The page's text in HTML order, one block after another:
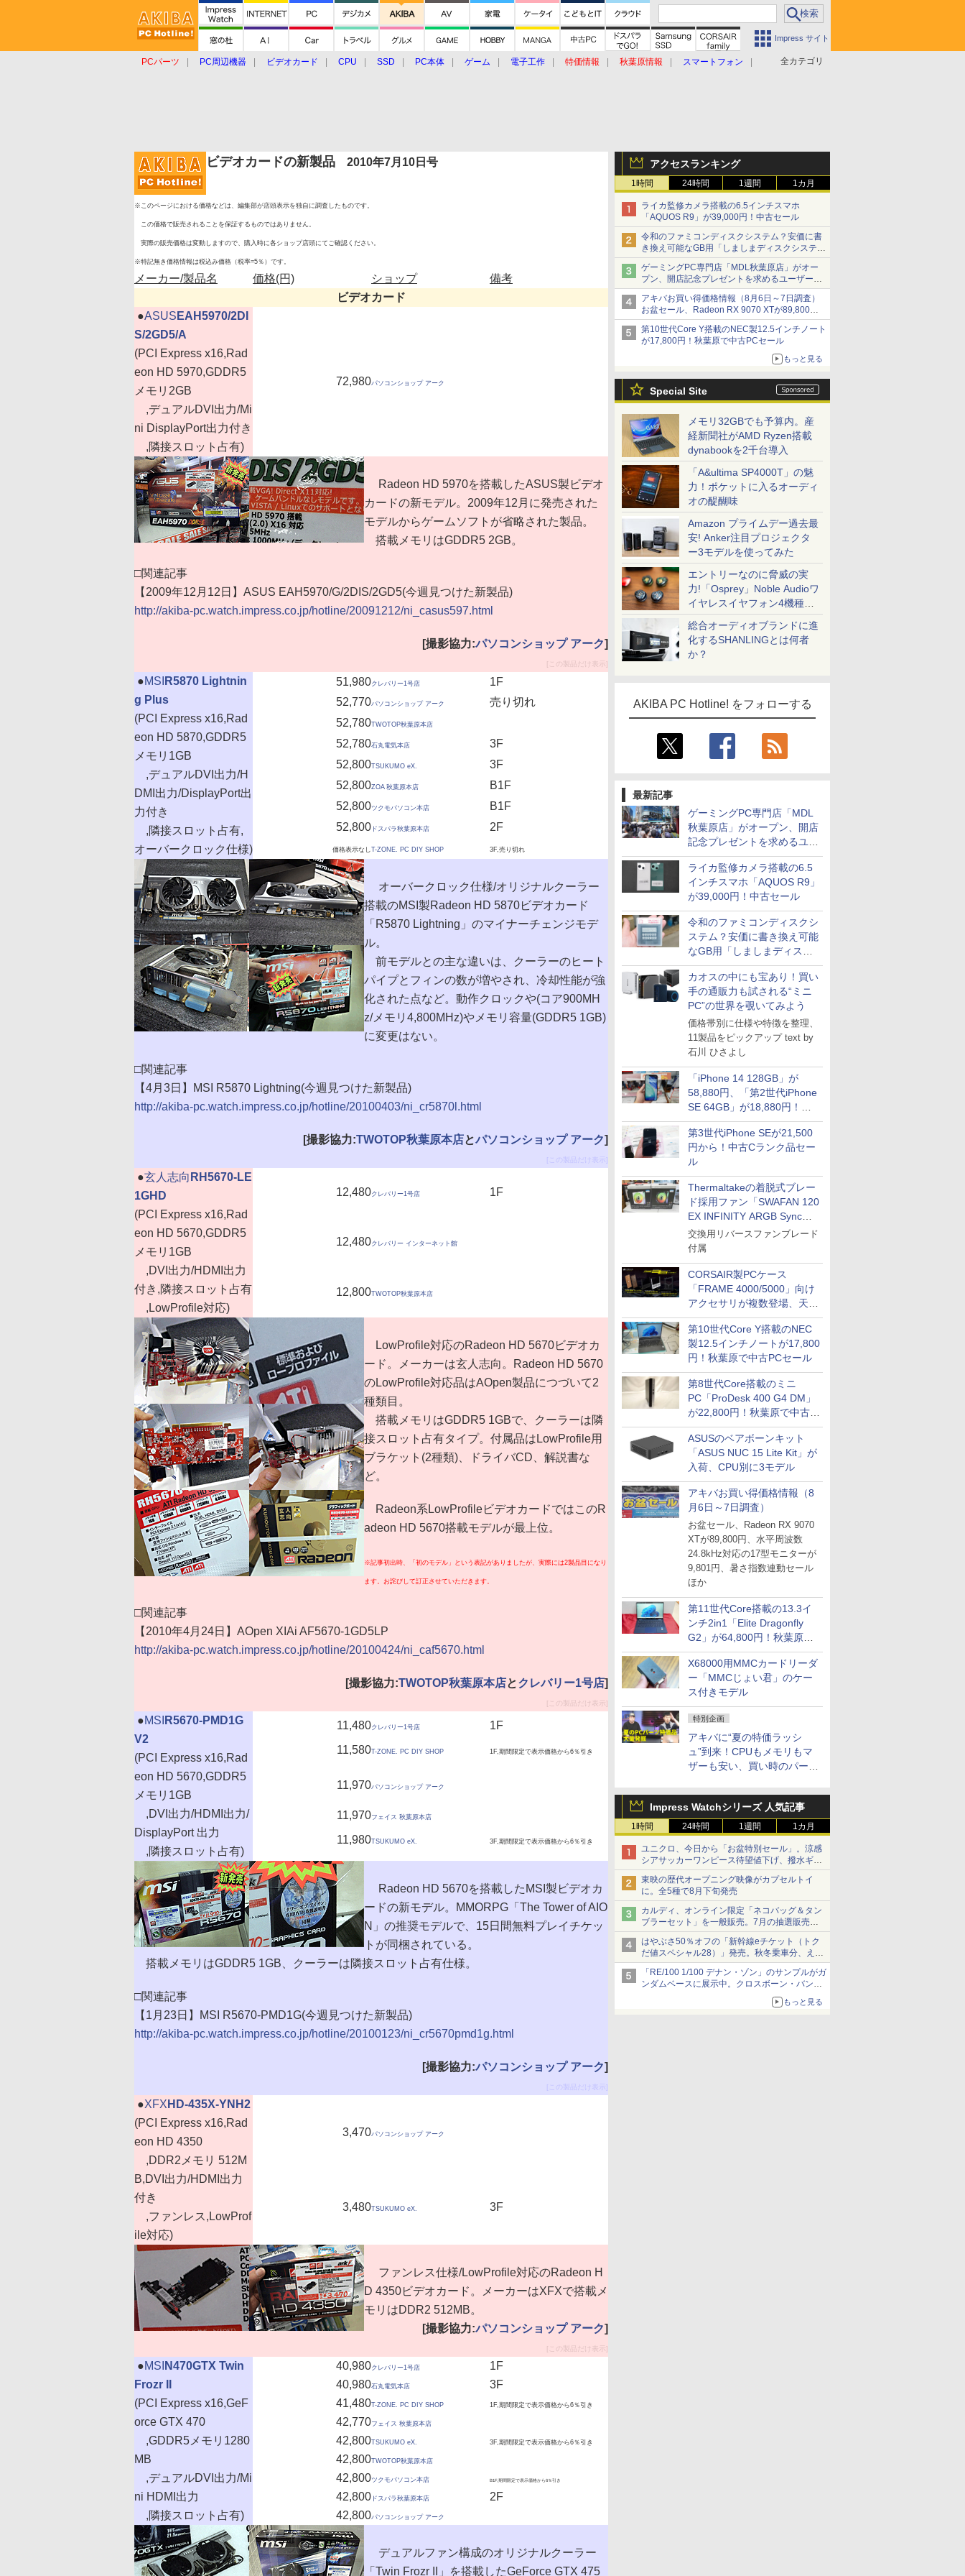
Impress サイト
全カテゴリ
PCパーツ PC周辺機器 ビデオカード CPU SSD PC本体 ゲーム 電子工作 特価情報 秋葉原情報
スマートフォン
アクセスランキング
1時間 24時間 1週間 1カ月
ライカ監修カメラ搭載の6.5インチスマホ
「AQUOS R9」が39,000円！中古セール
令和のファミコンディスクシステム？安価に書
き換え可能なGB用「しましまディスクシステ
ム」
ゲーミングPC専門店「MDL秋葉原店」がオー
プン、開店記念プレゼントを求めるユーザーが
押し寄せ長蛇の列に
アキバお買い得価格情報（8月6日～7日調査）
お盆セール、Radeon RX 9070 XTが89,800
円、水平周波数24.8kHz対応の17型モニターが
9,801円、暑さ指数連動セール ほか
第10世代Core Y搭載のNEC製12.5インチノート
が17,800円！秋葉原で中古PCセール
もっと見る
Special Site
メモリ32GBでも予算内。産
経新聞社がAMD Ryzen搭載
dynabookを2千台導入
「A&ultima SP4000T」の魅
力！ポケットに入るオーディ
オの醍醐味
Amazon プライムデー過去最
安! Anker注目プロジェクタ
ー3モデルを使ってみた
エントリーなのに脅威の実
力!「Osprey」Noble Audioワ
イヤレスイヤフォン4機種を
一気に聴く
総合オーディオブランドに進
化するSHANLINGとは何者
か？
AKIBA PC Hotline! をフォローする
最新記事
ゲーミングPC専門店「MDL
秋葉原店」がオープン、開店
記念プレゼントを求めるユー
ザーが押し寄せ長蛇の列に
ライカ監修カメラ搭載の6.5
インチスマホ「AQUOS R9」
が39,000円！中古セール
令和のファミコンディスクシ
ステム？安価に書き換え可能
なGB用「しましまディスク
システム」
カオスの中にも宝あり！買い
手の通販力も試される“ミニ
PC”の世界を覗いてみよう
価格帯別に仕様や特徴を整理、
11製品をピックアップ text by
石川 ひさよし
「iPhone 14 128GB」が
58,880円、「第2世代iPhone
SE 64GB」が18,880円！中
古Bランク品セール
第3世代iPhone SEが21,500
円から！中古Cランク品セー
ル
Thermaltakeの着脱式ブレー
ド採用ファン「SWAFAN 120
EX INFINITY ARGB Sync」
に単品パッケージ
交換用リバースファンブレード
付属
CORSAIR製PCケース
「FRAME 4000/5000」向け
アクセサリが複数登場、天然
木製パネルや背面コネクタ対
応トレイなど
第10世代Core Y搭載のNEC
製12.5インチノートが17,800
円！秋葉原で中古PCセール
第8世代Core搭載のミニ
PC「ProDesk 400 G4 DM」
が22,800円！秋葉原で中古
PCセール
ASUSのベアボーンキット
「ASUS NUC 15 Lite Kit」が
入荷、CPU別に3モデル
アキバお買い得価格情報（8
月6日～7日調査）
お盆セール、Radeon RX 9070
XTが89,800円、水平周波数
24.8kHz対応の17型モニターが
9,801円、暑さ指数連動セール
ほか
第11世代Core搭載の13.3イ
ンチ2in1「Elite Dragonfly
G2」が64,800円！秋葉原で
中古PCセール
X68000用MMCカードリーダ
ー「MMCじょい君」のケー
ス付きモデル
特別企画
アキバに“夏の特価ラッシ
ュ”到来！CPUもメモリもマ
ザーも安い、買い時のパーツ
Impress Watchシリーズ 人気記事
1時間 24時間 1週間 1カ月
ユニクロ、今日から「お盆特別セール」。涼感
シアサッカーワンピース待望値下げ、撥水ギア
ショーツは1990円に
東映の歴代オープニング映像がカプセルトイ
に。全5種で8月下旬発売
カルディ、オンライン限定「ネコバッグ＆タン
ブラーセット」を一般販売。7月の抽選販売の
当選無効分
はやぶさ50％オフの「新幹線eチケット（トク
だ値スペシャル28）」発売。秋冬乗車分、えき
ねっと限定
「RE/100 1/100 デナン・ゾン」のサンプルがガ
ンダムベースに展示中。クロスボーン・バンガ
ードの制式量産機が間もなく発送【ガンダムベ
もっと見る
ビデオカードの新製品 2010年7月10日号
※このページにおける価格などは、編集部が店頭表示を独自に調査したものです。
この価格で販売されることを保証するものではありません。
実際の販売価格は変動しますので、購入時に各ショップ店頭にてご確認ください。
※特記無き価格情報は税込み価格（税率=5％）です。
メーカー/製品名 価格(円) ショップ
備考
ビデオカード
●ASUS EAH5970/2DI
S/2GD5/A
(PCI Express x16,Rad
eon HD 5970,GDDR5
メモリ2GB
,デュアルDVI出力/Mi
ni DisplayPort出力付き
,隣接スロット占有)
72,980パソコンショップ アーク
Radeon HD 5970を搭載したASUS製ビデオ
カードの新モデル。2009年12月に発売された
モデルからゲームソフトが省略された製品。
搭載メモリはGDDR5 2GB。
□関連記事
【2009年12月12日】ASUS EAH5970/G/2DIS/2GD5(今週見つけた新製品)
http://akiba-pc.watch.impress.co.jp/hotline/20091212/ni_casus597.html
[撮影協力:パソコンショップ アーク]
[この製品だけ表示]
●MSI R5870 Lightnin
g Plus
(PCI Express x16,Rad
eon HD 5870,GDDR5
メモリ1GB
,デュアルDVI出力/H
DMI出力/DisplayPort出
力付き
,隣接スロット占有,
オーバークロック仕様)
51,980クレバリー1号店
1F
52,770パソコンショップ アーク
売り切れ
52,780TWOTOP秋葉原本店
52,780石丸電気本店
3F
52,800TSUKUMO eX.
3F
52,800ZOA 秋葉原本店
B1F
52,800ツクモパソコン本店
B1F
52,800 ドスパラ秋葉原本店 2F
価格表示なしT-ZONE. PC DIY SHOP 3F,売り切れ
オーバークロック仕様/オリジナルクーラー
搭載のMSI製Radeon HD 5870ビデオカード
「R5870 Lightning」のマイナーチェンジモデ
ル。
前モデルとの主な違いは、クーラーのヒート
パイプとフィンの数が増やされ、冷却性能が強
化された点など。動作クロックや(コア900MH
z/メモリ4,800MHz)やメモリ容量(GDDR5 1GB)
に変更はない。
□関連記事
【4月3日】MSI R5870 Lightning(今週見つけた新製品)
http://akiba-pc.watch.impress.co.jp/hotline/20100403/ni_cr5870l.html
[撮影協力:TWOTOP秋葉原本店とパソコンショップ アーク]
[この製品だけ表示]
●玄人志向 RH5670-LE
1GHD
(PCI Express x16,Rad
eon HD 5670,GDDR5
メモリ1GB
,DVI出力/HDMI出力
付き,隣接スロット占有
,LowProfile対応)
12,480クレバリー1号店 1F
12,480クレバリー インターネット館
12,800TWOTOP秋葉原本店
LowProfile対応のRadeon HD 5670ビデオカ
ード。メーカーは玄人志向。Radeon HD 5670
のLowProfile対応品はAOpen製品につづいて2
種類目。
搭載メモリはGDDR5 1GBで、クーラーは隣
接スロット占有タイプ。付属品はLowProfile用
ブラケット(2種類)、ドライバCD、解説書な
ど。
Radeon系LowProfileビデオカードではこのR
adeon HD 5670搭載モデルが最上位。
※記事初出時、「初のモデル」という表記がありましたが、実際には2製品目になり
ます。お詫びして訂正させていただきます。
□関連記事
【2010年4月24日】AOpen XIAi AF5670-1GD5LP
http://akiba-pc.watch.impress.co.jp/hotline/20100424/ni_caf5670.html
[撮影協力:TWOTOP秋葉原本店とクレバリー1号店]
[この製品だけ表示]
●MSI R5670-PMD1G
V2
(PCI Express x16,Rad
eon HD 5670,GDDR5
メモリ1GB
,DVI出力/HDMI出力/
DisplayPort 出力
,隣接スロット占有)
11,480クレバリー1号店
1F
11,580T-ZONE. PC DIY SHOP 1F,期間限定で表示価格から6％引き
11,970パソコンショップ アーク
11,970フェイス 秋葉原本店
11,980TSUKUMO eX. 3F,期間限定で表示価格から6％引き
Radeon HD 5670を搭載したMSI製ビデオカ
ードの新モデル。MMORPG「The Tower of AIO
N」の推奨モデルで、15日間無料プレイチケッ
トが同梱されている。
搭載メモリはGDDR5 1GB、クーラーは隣接スロット占有仕様。
□関連記事
【1月23日】MSI R5670-PMD1G(今週見つけた新製品)
http://akiba-pc.watch.impress.co.jp/hotline/20100123/ni_cr5670pmd1g.html
[撮影協力:パソコンショップ アーク]
[この製品だけ表示]
●XFX HD-435X-YNH2
(PCI Express x16,Rad
eon HD 4350
,DDR2メモリ 512M
B,DVI出力/HDMI出力
付き
,ファンレス,LowProf
ile対応)
3,470パソコンショップ アーク
3,480TSUKUMO eX. 3F
ファンレス仕様/LowProfile対応のRadeon H
D 4350ビデオカード。メーカーはXFXで搭載メ
モリはDDR2 512MB。
[撮影協力:パソコンショップ アーク]
[この製品だけ表示]
●MSI N470GTX Twin
Frozr II
(PCI Express x16,GeF
orce GTX 470
,GDDR5メモリ1280
MB
,デュアルDVI出力/Mi
ni HDMI出力
,隣接スロット占有)
40,980クレバリー1号店
1F
40,980石丸電気本店
3F
41,480T-ZONE. PC DIY SHOP 1F,期間限定で表示価格から6％引き
42,770フェイス 秋葉原本店
42,800TSUKUMO eX. 3F,期間限定で表示価格から6％引き
42,800TWOTOP秋葉原本店
42,800ツクモパソコン本店 B1F,期間限定で表示価格から6％引き
42,800 ドスパラ秋葉原本店
2F
42,800パソコンショップ アーク
デュアルファン構成のオリジナルクーラー
「Twin Frozr II」を搭載したGeForce GTX 475